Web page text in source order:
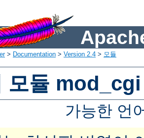
> Documentation > Version 2.4 > 모듈
모듈 mod_cgi
가능한 언